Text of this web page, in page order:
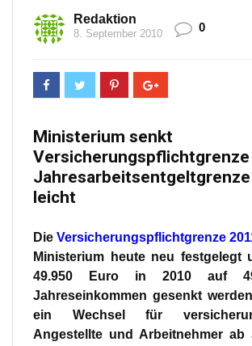
Redaktion
8. September 2010 0
Ministerium senkt
Versicherungspflichtgrenze
Jahresarbeitsentgeltgrenze
leicht
Die Versicherungspflichtgrenze
Ministerium heute neu festgelegt
49.950 Euro in 2010 auf
Jahreseinkommen gesenkt
ein Wechsel für
Angestellte und Arbeitnehmer ab